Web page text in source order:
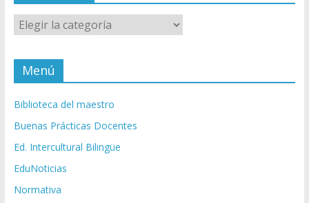
Categorías
Menú
Biblioteca del maestro
Buenas Prácticas Docentes
Ed. Intercultural Bilingüe
EduNoticias
Normativa